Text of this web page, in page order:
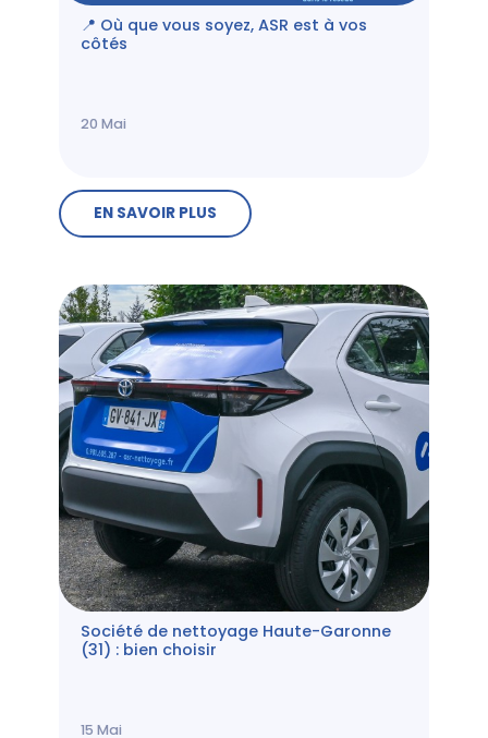
📍 Où que vous soyez, ASR est à vos
côtés
20 Mai
EN SAVOIR PLUS
Société de nettoyage Haute-Garonne
(31) : bien choisir
15 Mai